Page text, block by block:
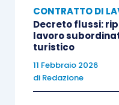
CONTRATTO DI
Decreto flussi:
lavoro
turistico
11 Febbraio 2026
di Redazione